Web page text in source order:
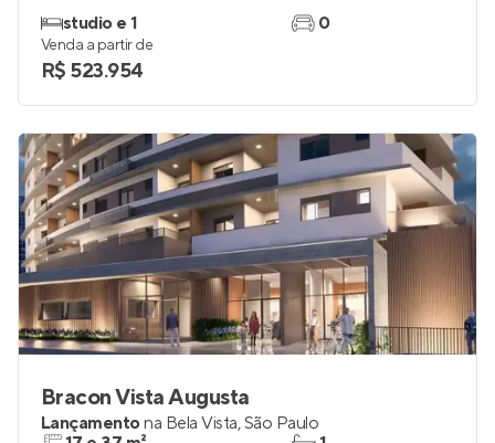
studio e 1
0
Venda a partir de
R$ 523.954
Bracon Vista Augusta
Lançamentona Bela Vista,São Paulo